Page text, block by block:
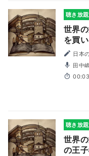
聴き放
世界
を買い
日本
田中
聴き放
世界
の王子